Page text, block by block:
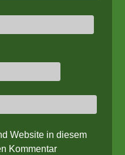
Website in diesem
Kommentar